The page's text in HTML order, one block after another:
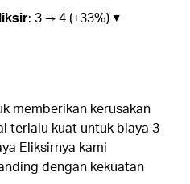
: 3 → 4 (+33%) ▼
memberikan kerusakan
terlalu kuat untuk biaya 3
Eliksirnya kami
dengan kekuatan